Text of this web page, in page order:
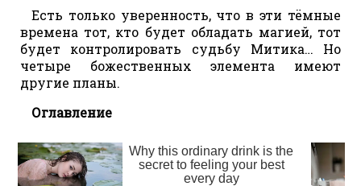
Есть только уверенность, что в эти тёмные
времена тот, кто будет обладать магией, тот
будет контролировать судьбу Митика… Но
четыре божественных элемента имеют
другие планы.
Оглавление